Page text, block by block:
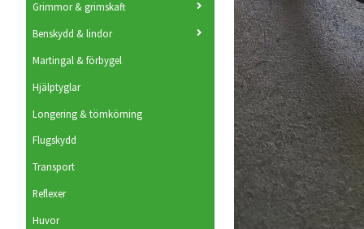
Grimmor & grimskaft
Benskydd & lindor
Martingal & förbygel
Hjälptyglar
Longering & tömkörning
Flugskydd
Transport
Reflexer
Huvor